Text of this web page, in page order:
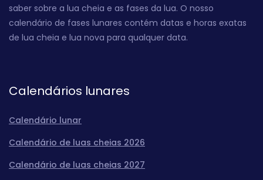
saber sobre a lua cheia e as fases da lua. O nosso
calendário de fases lunares contém datas e horas exatas
de lua cheia e lua nova para qualquer data.
Calendários lunares
Calendário lunar
Calendário de luas cheias 2026
Calendário de luas cheias 2027